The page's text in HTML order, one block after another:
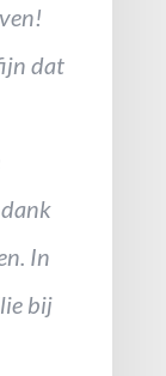
dat
In
bij